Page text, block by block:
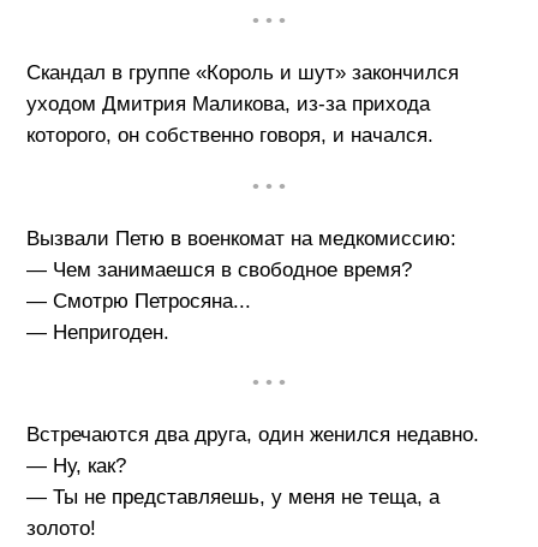
• • •
Скандал в группе «Король и шут» закончился
уходом Дмитрия Маликова, из-за прихода
которого, он собственно говоря, и начался.
• • •
Вызвали Петю в военкомат на медкомиссию:
— Чем занимаешся в свободное время?
— Смотрю Петросяна...
— Непригоден.
• • •
Встречаются два друга, один женился недавно.
— Ну, как?
— Ты не представляешь, у меня не теща, а
золото!